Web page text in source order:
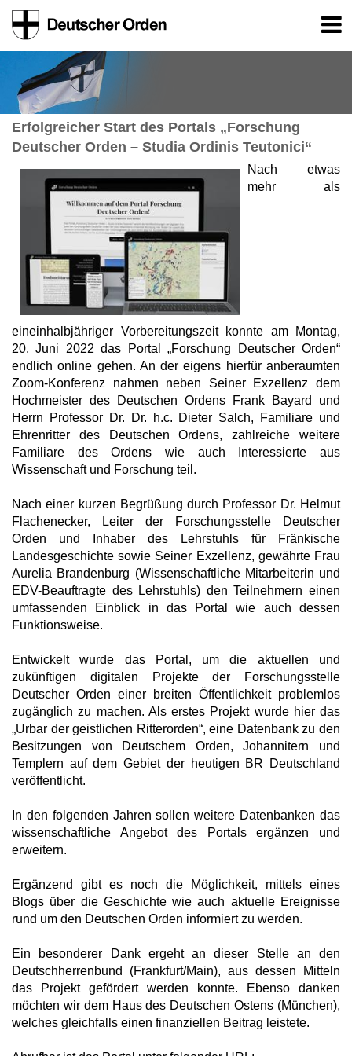
Erfolgreicher Start des Portals „Forschung
Deutscher Orden – Studia Ordinis Teutonici“
Nach etwas
mehr als
eineinhalbjähriger Vorbereitungszeit konnte am Montag,
20. Juni 2022 das Portal „Forschung Deutscher Orden“
endlich online gehen. An der eigens hierfür anberaumten
Zoom-Konferenz nahmen neben Seiner Exzellenz dem
Hochmeister des Deutschen Ordens Frank Bayard und
Herrn Professor Dr. Dr. h.c. Dieter Salch, Familiare und
Ehrenritter des Deutschen Ordens, zahlreiche weitere
Familiare des Ordens wie auch Interessierte aus
Wissenschaft und Forschung teil.
Nach einer kurzen Begrüßung durch Professor Dr. Helmut
Flachenecker, Leiter der Forschungsstelle Deutscher
Orden und Inhaber des Lehrstuhls für Fränkische
Landesgeschichte sowie Seiner Exzellenz, gewährte Frau
Aurelia Brandenburg (Wissenschaftliche Mitarbeiterin und
EDV-Beauftragte des Lehrstuhls) den Teilnehmern einen
umfassenden Einblick in das Portal wie auch dessen
Funktionsweise.
Entwickelt wurde das Portal, um die aktuellen und
zukünftigen digitalen Projekte der Forschungsstelle
Deutscher Orden einer breiten Öffentlichkeit problemlos
zugänglich zu machen. Als erstes Projekt wurde hier das
„Urbar der geistlichen Ritterorden“, eine Datenbank zu den
Besitzungen von Deutschem Orden, Johannitern und
Templern auf dem Gebiet der heutigen BR Deutschland
veröffentlicht.
In den folgenden Jahren sollen weitere Datenbanken das
wissenschaftliche Angebot des Portals ergänzen und
erweitern.
Ergänzend gibt es noch die Möglichkeit, mittels eines
Blogs über die Geschichte wie auch aktuelle Ereignisse
rund um den Deutschen Orden informiert zu werden.
Ein besonderer Dank ergeht an dieser Stelle an den
Deutschherrenbund (Frankfurt/Main), aus dessen Mitteln
das Projekt gefördert werden konnte. Ebenso danken
möchten wir dem Haus des Deutschen Ostens (München),
welches gleichfalls einen finanziellen Beitrag leistete.